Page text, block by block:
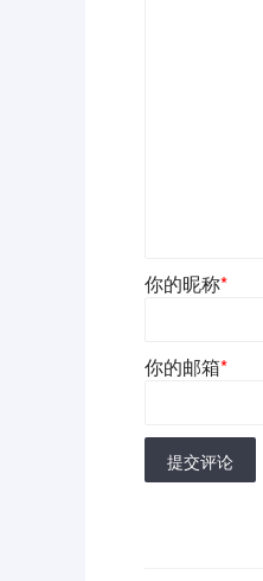
你的昵称*
你的邮箱*
提交评论